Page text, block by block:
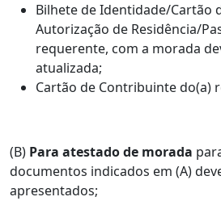
Bilhete de Identidade/Cartão
Autorização de Residência/
requerente, com a morada
atualizada;
Cartão de Contribuinte do(a)
(B) Para atestado de morada
documentos indicados em (A)
apresentados;